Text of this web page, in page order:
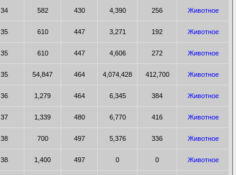
34 582 430 4,390 256 Животное
35 610 447 3,271 192 Животное
35 610 447 4,606 272 Животное
35 54,847 464 4,074,428 412,700 Животное
36 1,279 464 6,345 384 Животное
37 1,339 480 6,770 416 Животное
38 700 497 5,376 336 Животное
38 1,400 497 0 0 Животное